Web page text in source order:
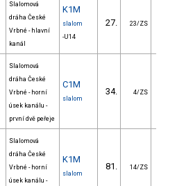
Slalomová
dráha České
Vrbné - hlavní
kanál
K1M
slalom
-U14
27. 23/ZS
Slalomová
dráha České
Vrbné - horní
úsek kanálu -
první dvě peřeje
C1M
slalom
34. 4/ZS
Slalomová
dráha České
Vrbné - horní
úsek kanálu -
K1M
slalom
81. 14/ZS